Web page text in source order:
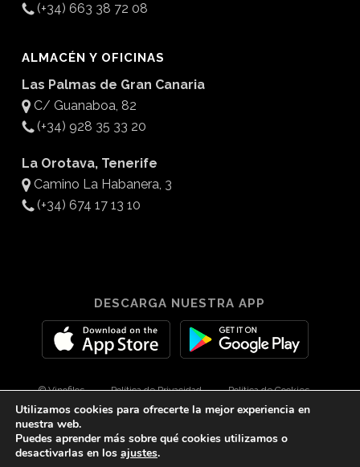
(+34) 663 38 72 08
ALMACÉN Y OFICINAS
Las Palmas de Gran Canaria
C/ Guanaboa, 82
(+34) 928 35 33 20
La Orotava, Tenerife
Camino La Habanera, 3
(+34) 674 17 13 10
DESCARGA NUESTRA APP
© Vinofilos Política de Privacidad Política de Cookies
Aviso Legal Diseño por 3Com Maketing
facebookyoutube
Utilizamos cookies para ofrecerte la mejor experiencia en
nuestra web.
Puedes aprender más sobre qué cookies utilizamos o
desactivarlas en los ajustes.